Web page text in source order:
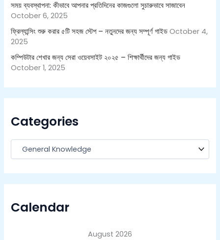
সময় ব্যবস্থাপনা: কীভাবে আপনার প্রতিদিনের কাজগুলো সুচারুভাবে সাজাবেন
October 6, 2025
ফ্রিল্যান্সিং শুরু করার ৫টি সহজ স্টেপ – নতুনদের জন্য সম্পূর্ণ গাইড October 4,
2025
কম্পিউটার শেখার জন্য সেরা ওয়েবসাইট ২০২৫ – শিক্ষার্থীদের জন্য গাইড
October 1, 2025
Categories
Calendar
August 2026